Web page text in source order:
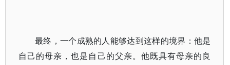
最终，一个成熟的人能够达到这样的境界：他是
自己的母亲，也是自己的父亲。他既具有母亲的良